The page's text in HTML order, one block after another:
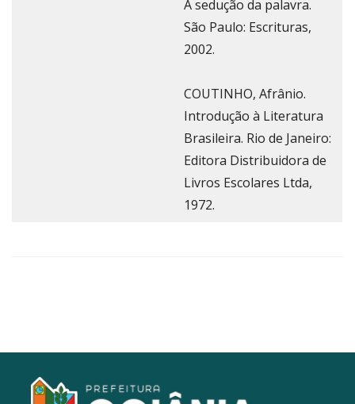
A sedução da palavra.
São Paulo: Escrituras,
2002.
COUTINHO, Afrânio.
Introdução à Literatura
Brasileira. Rio de Janeiro:
Editora Distribuidora de
Livros Escolares Ltda,
1972.